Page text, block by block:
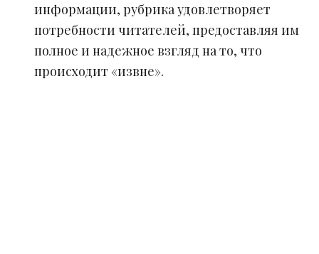
информации, рубрика удовлетворяет
потребности читателей, предоставляя им
полное и надежное взгляд на то, что
происходит «извне».